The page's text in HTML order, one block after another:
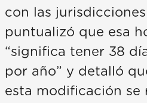
con las
puntualizó que esa
“significa tener 38
por año” y detalló
esta modificación se